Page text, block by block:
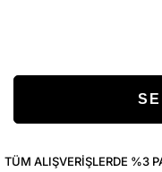
TÜM ALIŞVERIŞLERDE %3